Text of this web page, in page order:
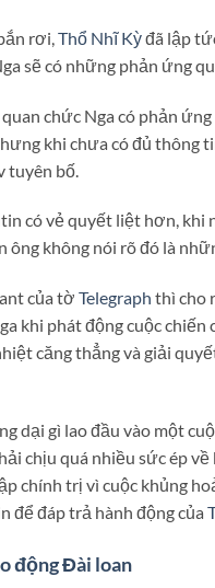
rơi,Thổ Nhĩ Kỳđã lập
sẽ có những phản ứng
chức Nga có phản
khi chưa có đủ thông
tuyên bố.
có vẻ quyết liệt hơn, khi
ông không nói rõ đó là
của tờ Telegraph thì cho
khi phát động cuộc chiến
căng thẳng và giải
dại gì lao đầu vào một
chịu quá nhiều sức ép
chính trị vì cuộc khủng
để đáp trả hành động của
động Đài loan